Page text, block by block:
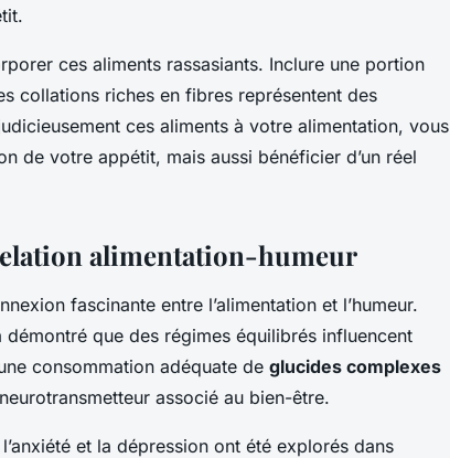
ces aliments rassasiants. Inclure une portion
collations riches en fibres représentent des
ces aliments à votre alimentation, vous
de votre appétit, mais aussi bénéficier d’un réel
alimentation-humeur
fascinante entre l’alimentation et l’humeur.
que des régimes équilibrés influencent
consommation adéquate de glucides complexes
associé au bien-être.
l’anxiété et la dépression ont été explorés dans